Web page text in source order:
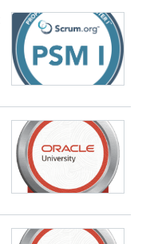
ل.
هل هذه اسئلة اختبار Cisco مناسبة للتعلم عن بُعد؟
يبي عبر الإنترنت حيث
الامتحان في أي وقت